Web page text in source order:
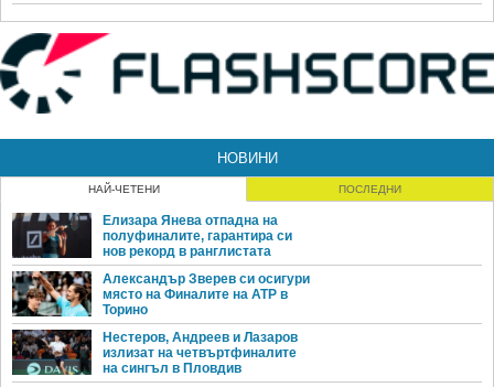
НОВИНИ
НАЙ-ЧЕТЕНИ ПОСЛЕДНИ
Елизара Янева отпадна на
полуфиналите, гарантира си
нов рекорд в ранглистата
Александър Зверев си осигури
място на Финалите на ATP в
Торино
Нестеров, Андреев и Лазаров
излизат на четвъртфиналите
на сингъл в Пловдив